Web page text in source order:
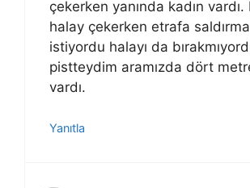
çekerken yanında kadın
halay çekerken etrafa
istiyordu halayı da
pistteydim aramızda dört
vardı.
Yanıtla